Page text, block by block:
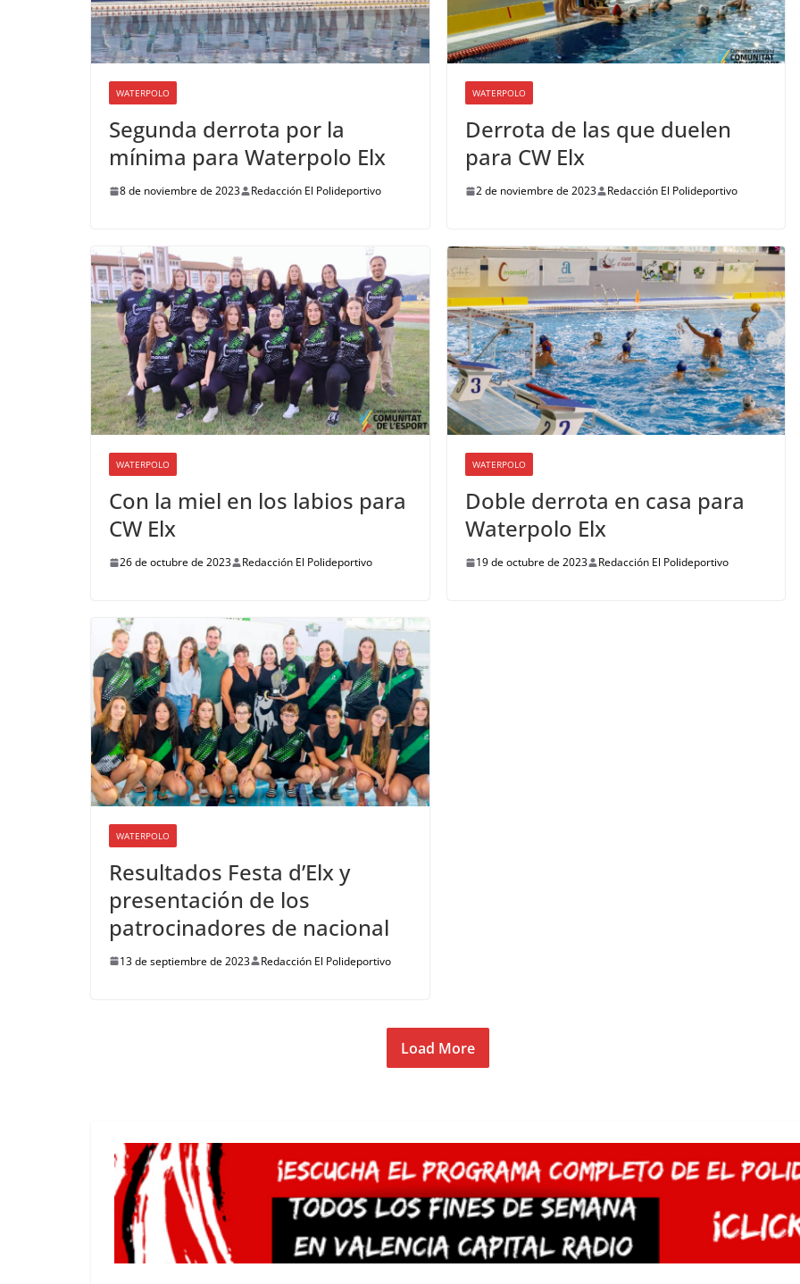
WATERPOLO
Segunda derrota por la
mínima para Waterpolo Elx
8 de noviembre de 2023 Redacción El Polideportivo
WATERPOLO
Derrota de las que duelen
para CW Elx
2 de noviembre de 2023 Redacción El Polideportivo
WATERPOLO
Con la miel en los labios para
CW Elx
26 de octubre de 2023 Redacción El Polideportivo
WATERPOLO
Doble derrota en casa para
Waterpolo Elx
19 de octubre de 2023 Redacción El Polideportivo
WATERPOLO
Resultados Festa d’Elx y
presentación de los
patrocinadores de nacional
13 de septiembre de 2023 Redacción El Polideportivo
Load More